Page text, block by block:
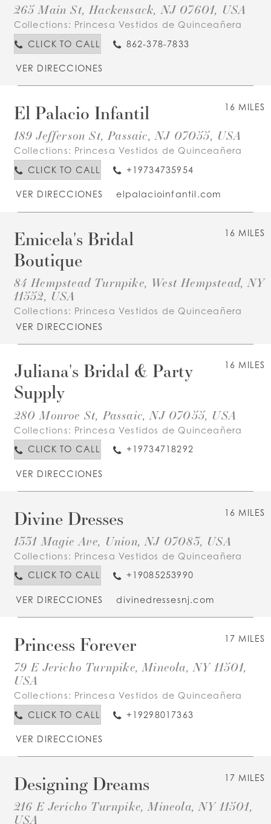
265 Main St, Hackensack, NJ 07601, USA
Collections: Princesa Vestidos de Quinceañera
CLICK TO CALL
862-378-7833
VER DIRECCIONES
16 MILES
El Palacio Infantil
189 Jefferson St, Passaic, NJ 07055, USA
Collections: Princesa Vestidos de Quinceañera
CLICK TO CALL
+19734735954
VER DIRECCIONES elpalacioinfantil.com
16 MILES
Emicela's Bridal
Boutique
84 Hempstead Turnpike, West Hempstead, NY
11552, USA
Collections: Princesa Vestidos de Quinceañera
VER DIRECCIONES
16 MILES
Juliana's Bridal & Party
Supply
280 Monroe St, Passaic, NJ 07055, USA
Collections: Princesa Vestidos de Quinceañera
CLICK TO CALL
+19734718292
VER DIRECCIONES
16 MILES
Divine Dresses
1331 Magie Ave, Union, NJ 07083, USA
Collections: Princesa Vestidos de Quinceañera
CLICK TO CALL
+19085253990
VER DIRECCIONES divinedressesnj.com
17 MILES
Princess Forever
79 E Jericho Turnpike, Mineola, NY 11501,
USA
Collections: Princesa Vestidos de Quinceañera
CLICK TO CALL
+19298017363
VER DIRECCIONES
17 MILES
Designing Dreams
216 E Jericho Turnpike, Mineola, NY 11501,
USA